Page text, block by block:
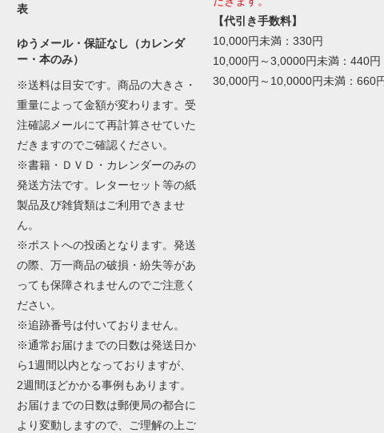
表
ゆうメール・保証なし（カレンダ
ー・本のみ）
※送料は目安です。商品の大きさ・
重量によって金額が変わります。受
注確認メールにて再計算させていた
だきますのでご確認ください。
※書籍・ＤＶＤ・カレンダーのみの
発送方法です。レターセット等の紙
製品及び雑貨類はご利用できませ
ん。
※ポストへの投函となります。発送
の際、万一商品の破損・紛失等があ
っても保障されませんのでご注意く
ださい。
※追跡番号は付いておりません。
※通常お届けまでの日数は発送日か
ら1週間以内となっておりますが、
2週間ほどかかる事例もあります。
お届けまでの日数は郵便局の都合に
より変動しますので、ご理解の上ご
【代引き手数料】
10,000円未満：330円
10,000円～3,0000円未満：440円
30,000円～10,0000円未満：660